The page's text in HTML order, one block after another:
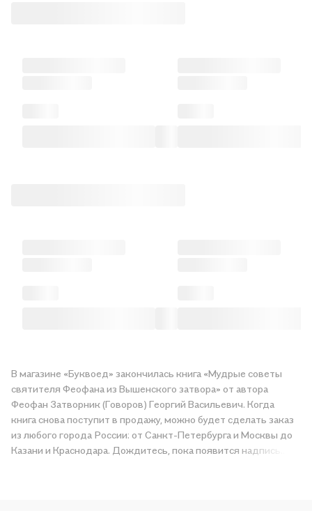
В магазине «Буквоед» закончилась книга «Мудрые советы
святителя Феофана из Вышенского затвора» от автора
Феофан Затворник (Говоров) Георгий Васильевич. Когда
книга снова поступит в продажу, можно будет сделать заказ
из любого города России: от Санкт-Петербурга и Москвы до
Казани и Краснодара. Дождитесь, пока появится надпись